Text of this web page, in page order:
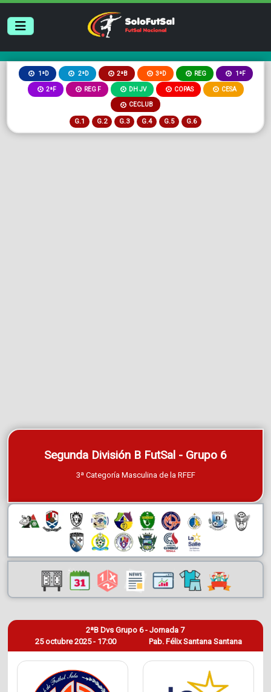
1ªD 2ªD 2ªB 3ªD REG 1ªF
2ªF REG F DH JV COPAS CESA
CECLUB
G.1 G.2 G.3 G.4 G.5 G.6
Segunda División B FutSal - Grupo 6
3ª Categoría Masculina de la RFEF
25 octubre 2025 - 17:00
2ªB Dvs Grupo 6 - Jornada 7
Pab. Félix Santana Santana